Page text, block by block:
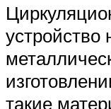
такие